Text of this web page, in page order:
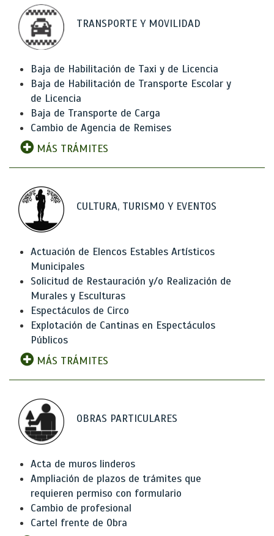
TRANSPORTE Y MOVILIDAD
Baja de Habilitación de Taxi y de Licencia
Baja de Habilitación de Transporte Escolar y
de Licencia
Baja de Transporte de Carga
Cambio de Agencia de Remises
MÁS TRÁMITES
CULTURA, TURISMO Y EVENTOS
Actuación de Elencos Estables Artísticos
Municipales
Solicitud de Restauración y/o Realización de
Murales y Esculturas
Espectáculos de Circo
Explotación de Cantinas en Espectáculos
Públicos
MÁS TRÁMITES
OBRAS PARTICULARES
Acta de muros linderos
Ampliación de plazos de trámites que
requieren permiso con formulario
Cambio de profesional
Cartel frente de Obra